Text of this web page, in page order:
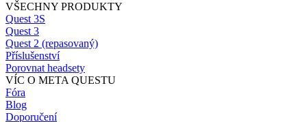
VŠECHNY PRODUKTY
Quest 3S
Quest 3
Quest 2 (repasovaný)
Příslušenství
Porovnat headsety
VÍC O META QUESTU
Fóra
Blog
Doporučení